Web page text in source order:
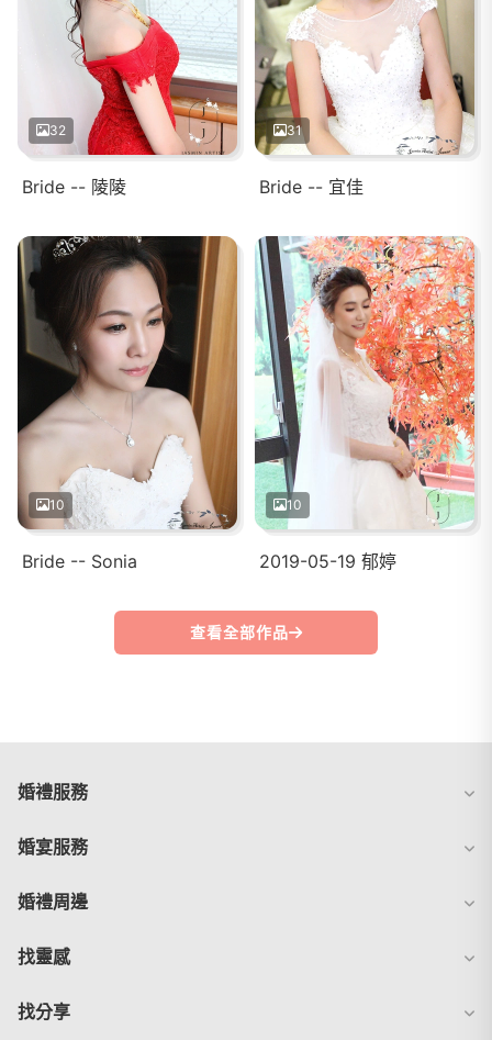
32
Bride -- 陵陵
31
Bride -- 宜佳
10
Bride -- Sonia
10
2019-05-19 郁婷
查看全部作品
婚禮服務
婚宴服務
婚禮周邊
找靈感
找分享